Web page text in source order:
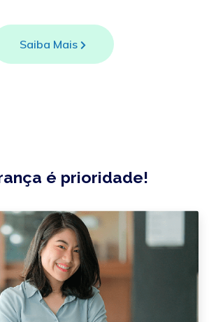
Saiba Mais
é prioridade!